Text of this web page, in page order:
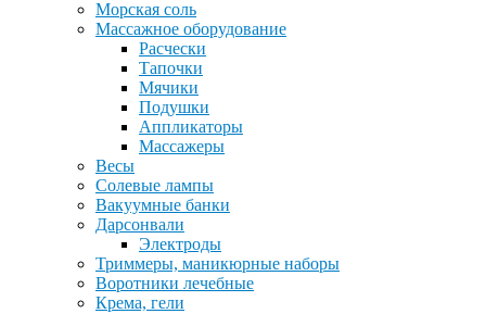
Морская соль
Массажное оборудование
Расчески
Тапочки
Мячики
Подушки
Аппликаторы
Массажеры
Весы
Солевые лампы
Вакуумные банки
Дарсонвали
Электроды
Триммеры, маникюрные наборы
Воротники лечебные
Крема, гели